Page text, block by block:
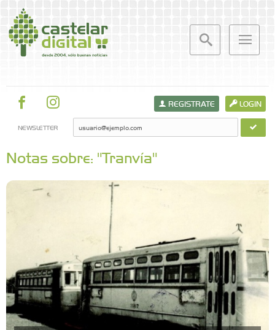
LOGIN
REGISTRATE
NEWSLETTER
Notas sobre: "Tranvía"